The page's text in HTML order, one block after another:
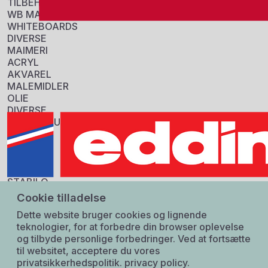
TILBEHØR
WB MARKERS
WHITEBOARDS
DIVERSE
MAIMERI
ACRYL
AKVAREL
MALEMIDLER
OLIE
DIVERSE
ROYAL BRUSH
COLOUR
PENSLER
STABILO
COLOURING
LEARN TO WRITE
WRITING
DIVERSE
TOUCH
Kodeord
Log ind
Information
Sku:
801525
8713797066303
Tarif:
Germany
Specifikationer
4 stk.
Cookie tilladelse
Dette website bruger cookies og lignende
teknologier, for at forbedre din browser oplevelse
og tilbyde personlige forbedringer. Ved at fortsætte
til websitet, acceptere du vores
privatsikkerhedspolitik. privacy policy.